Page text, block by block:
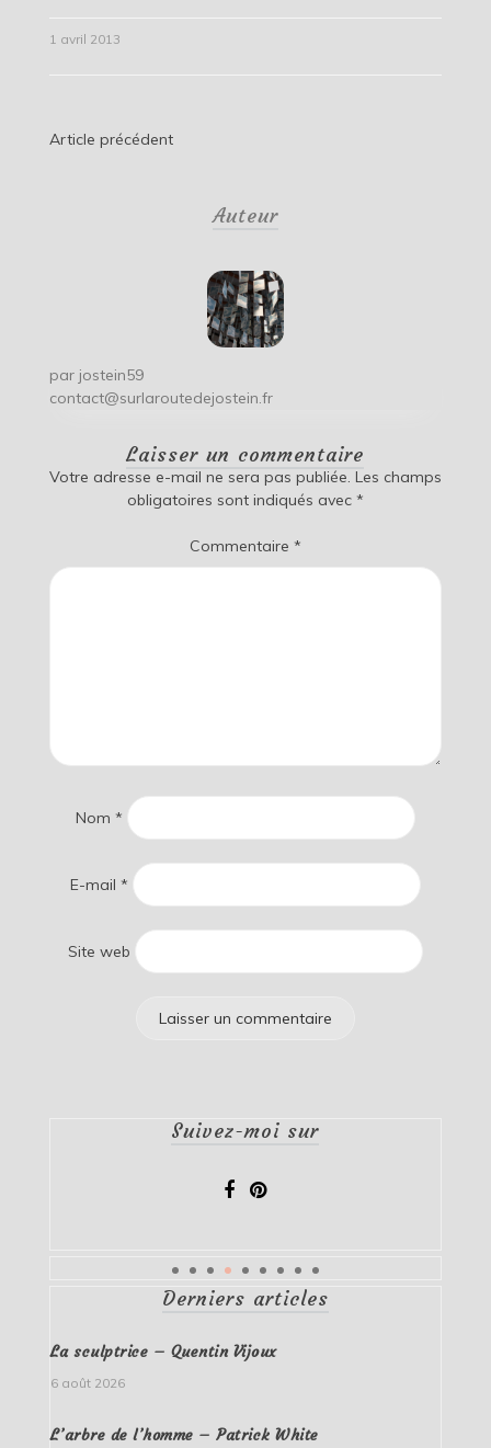
1 avril 2013
Navigation
Article précédent
Auteur
par jostein59
contact@surlaroutedejostein.fr
Laisser un commentaire
Votre adresse e-mail ne sera pas publiée. Les champs
obligatoires sont indiqués avec *
Commentaire *
Nom *
E-mail *
Site web
Suivez-moi sur
Derniers articles
La sculptrice – Quentin Vijoux
6 août 2026
L’arbre de l’homme – Patrick White